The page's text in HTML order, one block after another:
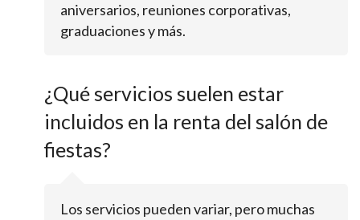
aniversarios, reuniones corporativas,
graduaciones y más.
¿Qué servicios suelen estar
incluidos en la renta del salón de
fiestas?
Los servicios pueden variar, pero muchas